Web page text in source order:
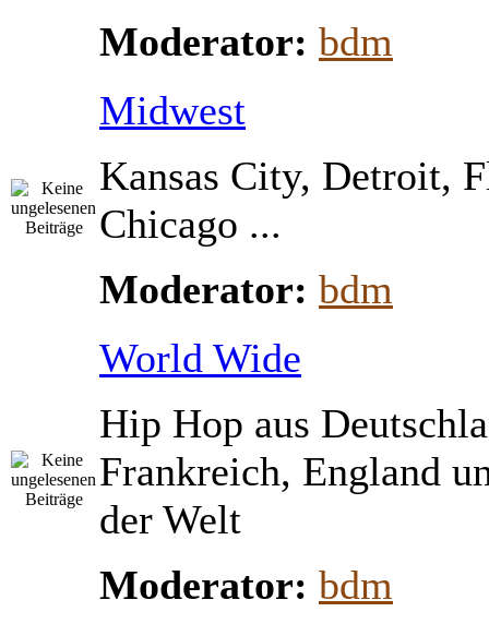
Moderator: bdm
Midwest
Kansas City, Detroit,
Chicago ...
Moderator: bdm
World Wide
Hip Hop aus
Frankreich, England
der Welt
Moderator: bdm